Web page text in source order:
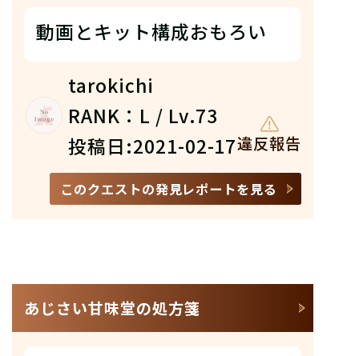
動画とキット構成おもろい
tarokichi
RANK：L / Lv.73
投稿日:2021-02-17違反報告
このクエストの発見レポートを見る
あじさい甘味堂の処方箋